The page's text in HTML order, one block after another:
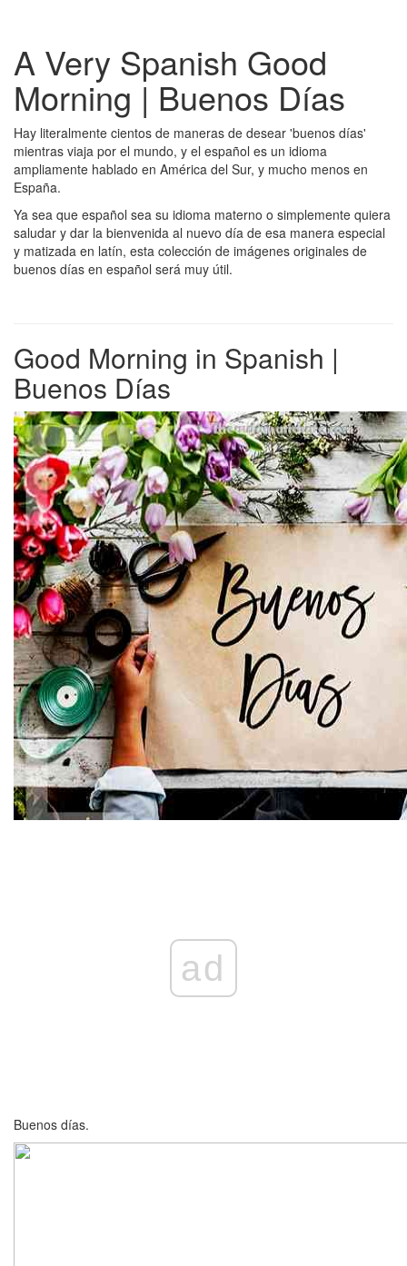
A Very Spanish Good
Morning | Buenos Días
Hay literalmente cientos de maneras de desear 'buenos días'
mientras viaja por el mundo, y el español es un idioma
ampliamente hablado en América del Sur, y mucho menos en
España.
Ya sea que español sea su idioma materno o simplemente quiera
saludar y dar la bienvenida al nuevo día de esa manera especial
y matizada en latín, esta colección de imágenes originales de
buenos días en español será muy útil.
Good Morning in Spanish |
Buenos Días
ad
Buenos días.